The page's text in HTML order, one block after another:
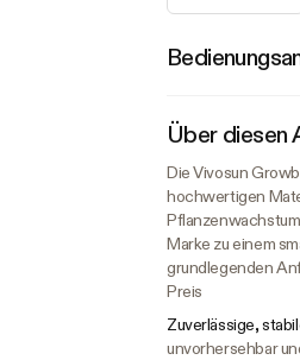
Über diesen
Die Vivosun
hochwertigen
Marke zu einem
grundlegenden
Preis
Zuverlässige,
unvorhersehbar